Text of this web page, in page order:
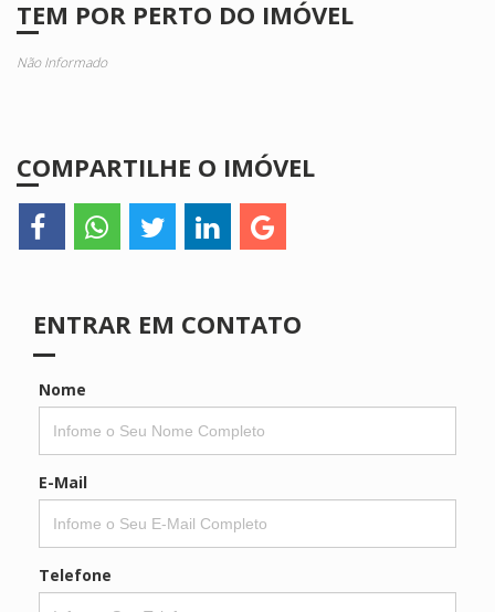
TEM POR PERTO DO IMÓVEL
Não Informado
COMPARTILHE O IMÓVEL
ENTRAR EM CONTATO
Nome
E-Mail
Telefone